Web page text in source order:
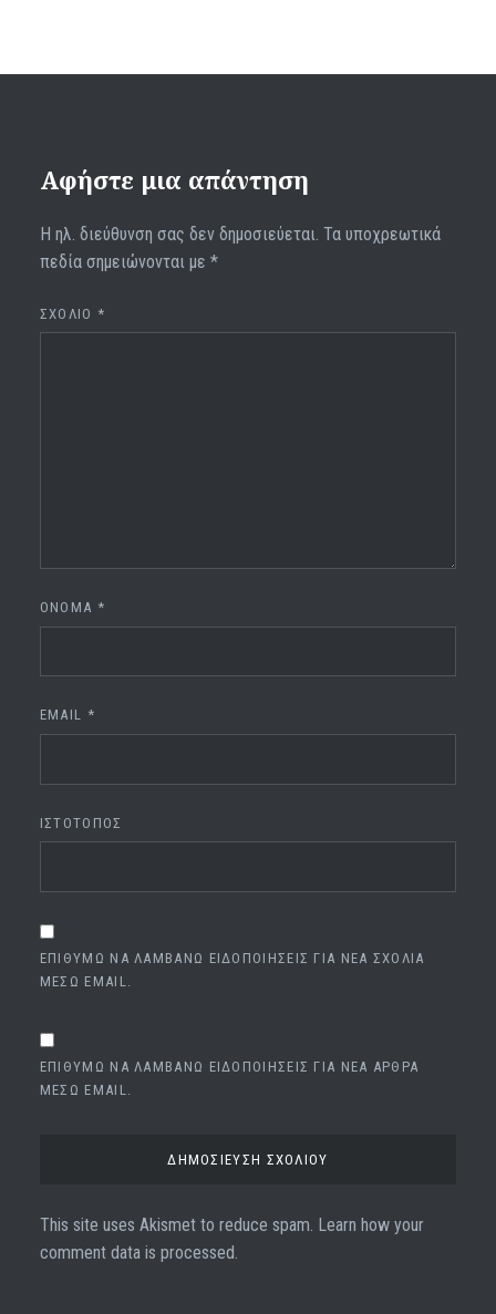
Αφήστε μια απάντηση
Η ηλ. διεύθυνση σας δεν δημοσιεύεται. Τα υποχρεωτικά
πεδία σημειώνονται με *
ΣΧΌΛΙΟ *
ΌΝΟΜΑ *
EMAIL *
ΙΣΤΌΤΟΠΟΣ
ΕΠΙΘΥΜΏ ΝΑ ΛΑΜΒΆΝΩ ΕΙΔΟΠΟΙΉΣΕΙΣ ΓΙΑ ΝΈΑ ΣΧΌΛΙΑ
ΜΈΣΩ EMAIL.
ΕΠΙΘΥΜΏ ΝΑ ΛΑΜΒΆΝΩ ΕΙΔΟΠΟΙΉΣΕΙΣ ΓΙΑ ΝΈΑ ΆΡΘΡΑ
ΜΈΣΩ EMAIL.
This site uses Akismet to reduce spam. Learn how your
comment data is processed.